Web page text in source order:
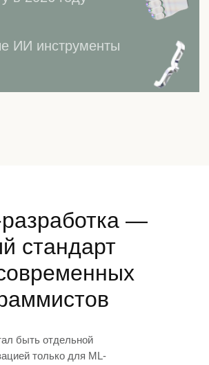
—
стандарт
быть отдельной
только для ML-